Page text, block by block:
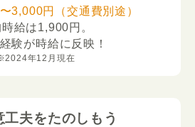
3,000円（交通費別途）
給は1,900円。
験が時給に反映！
年12月現在
工夫をたのしもう